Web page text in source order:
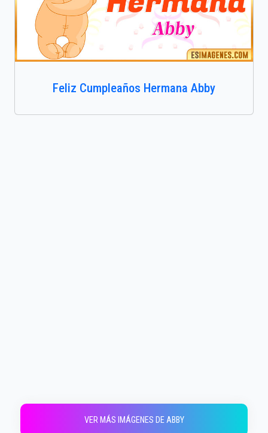
Feliz Cumpleaños Hermana Abby
VER MÁS IMÁGENES DE ABBY